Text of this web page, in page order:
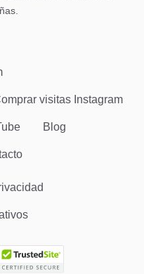
visitas Instagram
Blog